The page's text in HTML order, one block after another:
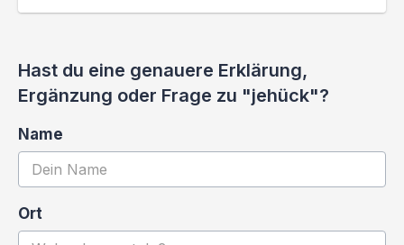
Hast du eine genauere Erklärung,
Ergänzung oder Frage zu "jehück"?
Name
Ort